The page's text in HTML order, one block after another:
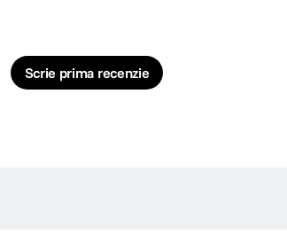
Scrie prima recenzie